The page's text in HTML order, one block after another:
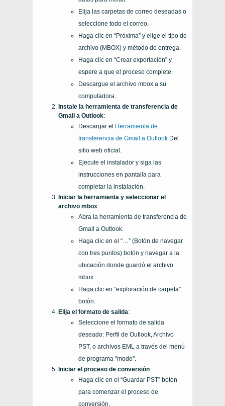
Elija las carpetas de correo deseadas o
seleccione todo el correo.
Haga clic en “Próxima” y elige el tipo de
archivo (MBOX) y método de entrega.
Haga clic en “Crear exportación” y
espere a que el proceso complete.
Descargue el archivo mbox a su
computadora.
Instale la herramienta de transferencia de
Gmail a Outlook:
Descargar el
Herramienta de
transferencia de Gmail a Outlook Del
sitio web oficial.
Ejecute el instalador y siga las
instrucciones en pantalla para
completar la instalación.
Iniciar la herramienta y seleccionar el
archivo mbox:
Abra la herramienta de transferencia de
Gmail a Outlook.
Haga clic en el “…” (Botón de navegar
con tres puntos) botón y navegar a la
ubicación donde guardó el archivo
mbox.
Haga clic en “exploración de carpeta”
botón.
Elija el formato de salida:
Seleccione el formato de salida
deseado: Perfil de Outlook, Archivo
PST, o archivos EML a través del menú
de programa "modo".
Iniciar el proceso de conversión:
Haga clic en el “Guardar PST” botón
para comenzar el proceso de
conversión.